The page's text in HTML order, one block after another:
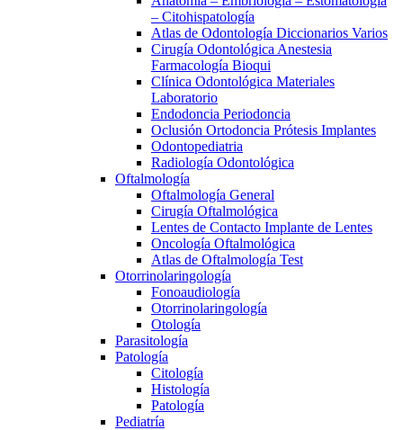
– Citohispatología
Atlas de Odontología Diccionarios Varios
Cirugía Odontológica Anestesia
Farmacología Bioqui
Clínica Odontológica Materiales
Laboratorio
Endodoncia Periodoncia
Oclusión Ortodoncia Prótesis Implantes
Odontopediatria
Radiología Odontológica
Oftalmología
Oftalmología General
Cirugía Oftalmológica
Lentes de Contacto Implante de Lentes
Oncología Oftalmológica
Atlas de Oftalmología Test
Otorrinolaringología
Fonoaudiología
Otorrinolaringología
Otología
Parasitología
Patología
Citología
Histología
Patología
Pediatría